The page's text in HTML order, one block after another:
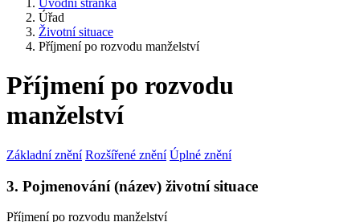
Úvodní stránka
Úřad
Životní situace
Příjmení po rozvodu manželství
Příjmení po rozvodu
manželství
Základní znění Rozšířené znění Úplné znění
3. Pojmenování (název) životní situace
Příjmení po rozvodu manželství